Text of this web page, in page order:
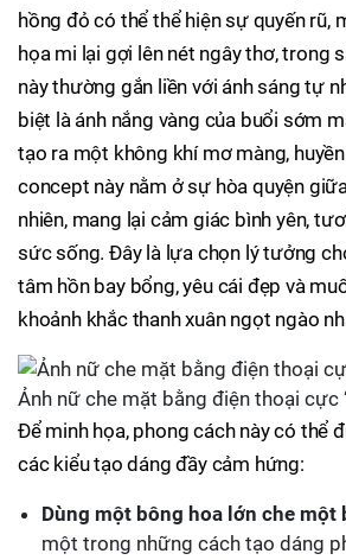
hồng đỏ có thể thể hiện sự quyến rũ,
họa mi lại gợi lên nét ngây thơ, trong
này thường gắn liền với ánh sáng tự
biệt là ánh nắng vàng của buổi sớm
tạo ra một không khí mơ màng,
concept này nằm ở sự hòa quyện
nhiên, mang lại cảm giác bình yên,
sức sống. Đây là lựa chọn lý tưởng
tâm hồn bay bổng, yêu cái đẹp và
khoảnh khắc thanh xuân ngọt ngào
Ảnh nữ che mặt bằng điện thoại cực
Để minh họa, phong cách này có thể
các kiểu tạo dáng đầy cảm hứng:
Dùng một bông hoa lớn che một
một trong những cách tạo dáng